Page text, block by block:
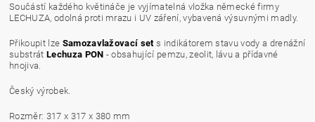
Součástí každého květináče je vyjímatelná vložka německé firmy
LECHUZA, odolná proti mrazu i UV záření, vybavená výsuvnými madly.
Přikoupit lze Samozavlažovací set s indikátorem stavu vody a drenážní
substrát Lechuza PON - obsahující pemzu, zeolit, lávu a přídavné
hnojiva.
Český výrobek.
Rozměr: 317 x 317 x 380 mm